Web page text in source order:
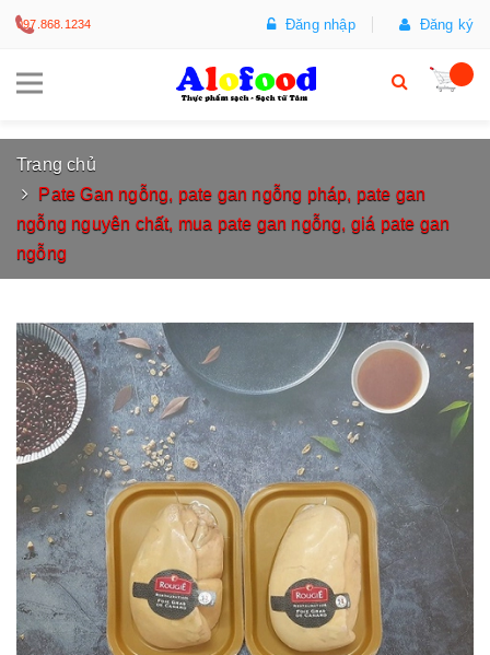
097.868.1234 Đăng nhập Đăng ký
Trang chủ
Pate Gan ngỗng, pate gan ngỗng pháp, pate gan
ngỗng nguyên chất, mua pate gan ngỗng, giá pate gan
ngỗng